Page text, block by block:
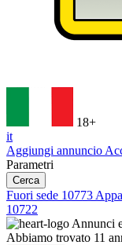
18+
it
Aggiungi annuncio
Parametri
Cerca
Fuori sede 10773
10722
Annunci
Abbiamo trovato 11